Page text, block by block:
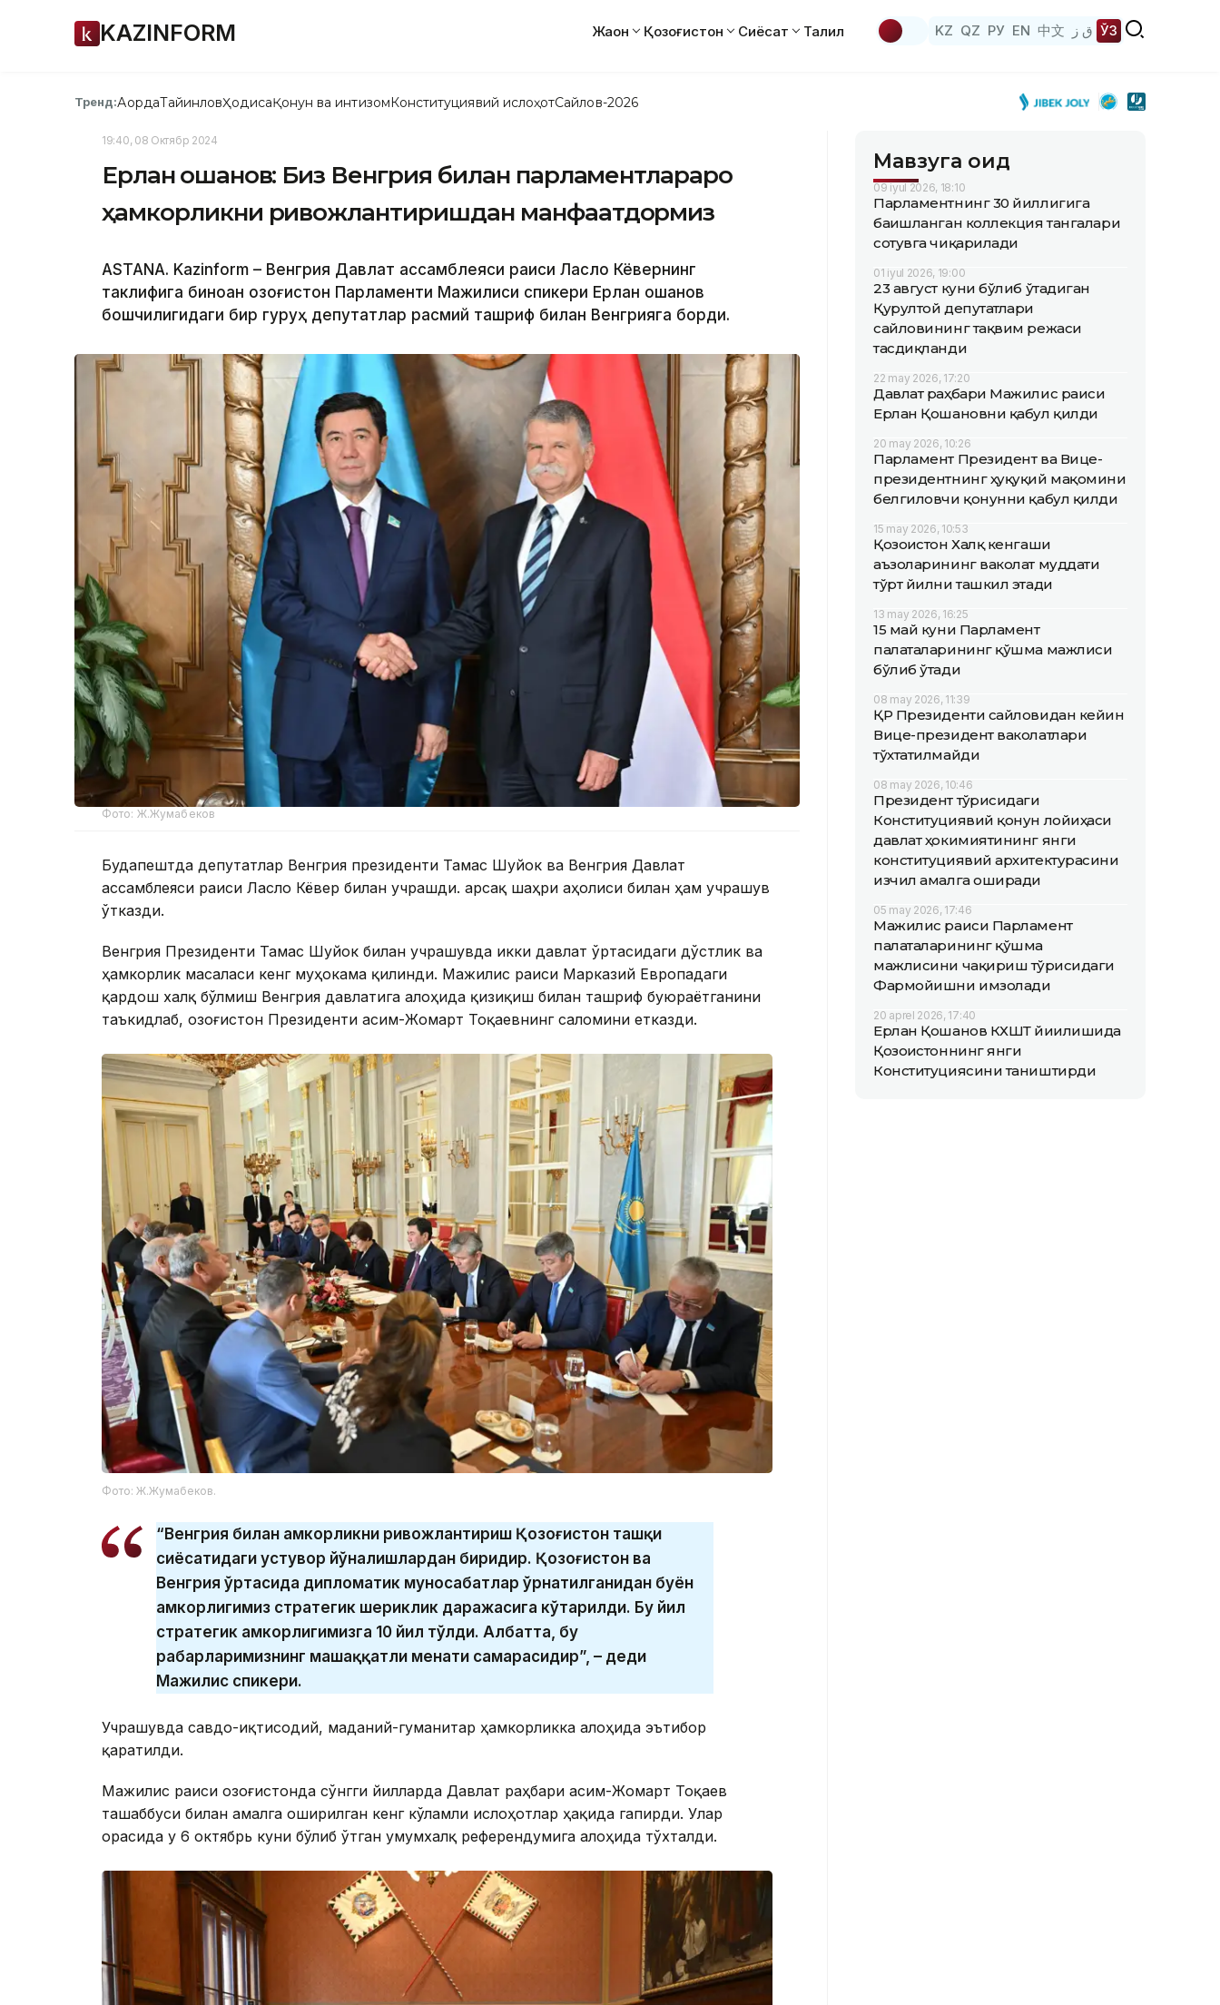
KAZINFORM Жаҳон Қозоғистон Сиёсат Таҳлил KZ QZ РУ EN 中文 ق ز ЎЗ
Тренд:АқордаТайинловҲодисаҚонун ва интизомКонституциявий ислоҳотСайлов-2026
19:40, 08 Октябр 2024
Ерлан Қошанов: Биз Венгрия билан парламентлараро
ҳамкорликни ривожлантиришдан манфаатдормиз
ASTANA. Kazinform – Венгрия Давлат ассамблеяси раиси Ласло Кёвернинг
таклифига биноан Қозоғистон Парламенти Мажилиси спикери Ерлан Қошанов
бошчилигидаги бир гуруҳ депутатлар расмий ташриф билан Венгрияга борди.
Фото: Ж.Жумабеков
Будапештда депутатлар Венгрия президенти Тамас Шуйок ва Венгрия Давлат
ассамблеяси раиси Ласло Кёвер билан учрашди. Қарсақ шаҳри аҳолиси билан ҳам учрашув
ўтказди.
Венгрия Президенти Тамас Шуйок билан учрашувда икки давлат ўртасидаги дўстлик ва
ҳамкорлик масаласи кенг муҳокама қилинди. Мажилис раиси Марказий Европадаги
қардош халқ бўлмиш Венгрия давлатига алоҳида қизиқиш билан ташриф буюраётганини
таъкидлаб, Қозоғистон Президенти Қасим-Жомарт Тоқаевнинг саломини етказди.
Фото: Ж.Жумабеков.
“Венгрия билан ҳамкорликни ривожлантириш Қозоғистон ташқи
сиёсатидаги устувор йўналишлардан биридир. Қозоғистон ва
Венгрия ўртасида дипломатик муносабатлар ўрнатилганидан буён
ҳамкорлигимиз стратегик шериклик даражасига кўтарилди. Бу йил
стратегик ҳамкорлигимизга 10 йил тўлди. Албатта, бу
раҳбарларимизнинг машаққатли меҳнати самарасидир”, – деди
Мажилис спикери.
Учрашувда савдо-иқтисодий, маданий-гуманитар ҳамкорликка алоҳида эътибор
қаратилди.
Мажилис раиси Қозоғистонда сўнгги йилларда Давлат раҳбари Қасим-Жомарт Тоқаев
ташаббуси билан амалга оширилган кенг кўламли ислоҳотлар ҳақида гапирди. Улар
орасида у 6 октябрь куни бўлиб ўтган умумхалқ референдумига алоҳида тўхталди.
Мавзуга оид
09 iyul 2026, 18:10
Парламентнинг 30 йиллигига
бағишланган коллекция тангалари
сотувга чиқарилади
01 iyul 2026, 19:00
23 август куни бўлиб ўтадиган
Қурултой депутатлари
сайловининг тақвим режаси
тасдиқланди
22 may 2026, 17:20
Давлат раҳбари Мажилис раиси
Ерлан Қошановни қабул қилди
20 may 2026, 10:26
Парламент Президент ва Вице-
президентнинг ҳуқуқий мақомини
белгиловчи қонунни қабул қилди
15 may 2026, 10:53
Қозоғистон Халқ кенгаши
аъзоларининг ваколат муддати
тўрт йилни ташкил этади
13 may 2026, 16:25
15 май куни Парламент
палаталарининг қўшма мажлиси
бўлиб ўтади
08 may 2026, 11:39
ҚР Президенти сайловидан кейин
Вице-президент ваколатлари
тўхтатилмайди
08 may 2026, 10:46
Президент тўғрисидаги
Конституциявий қонун лойиҳаси
давлат ҳокимиятининг янги
конституциявий архитектурасини
изчил амалга оширади
05 may 2026, 17:46
Мажилис раиси Парламент
палаталарининг қўшма
мажлисини чақириш тўғрисидаги
Фармойишни имзолади
20 aprel 2026, 17:40
Ерлан Қошанов КХШТ йиғилишида
Қозоғистоннинг янги
Конституциясини таништирди